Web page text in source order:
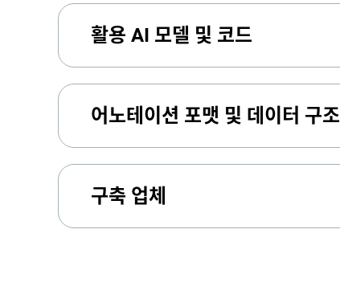
활용 AI 모델 및 코드
어노테이션 포맷 및 데이터 구조
구축 업체